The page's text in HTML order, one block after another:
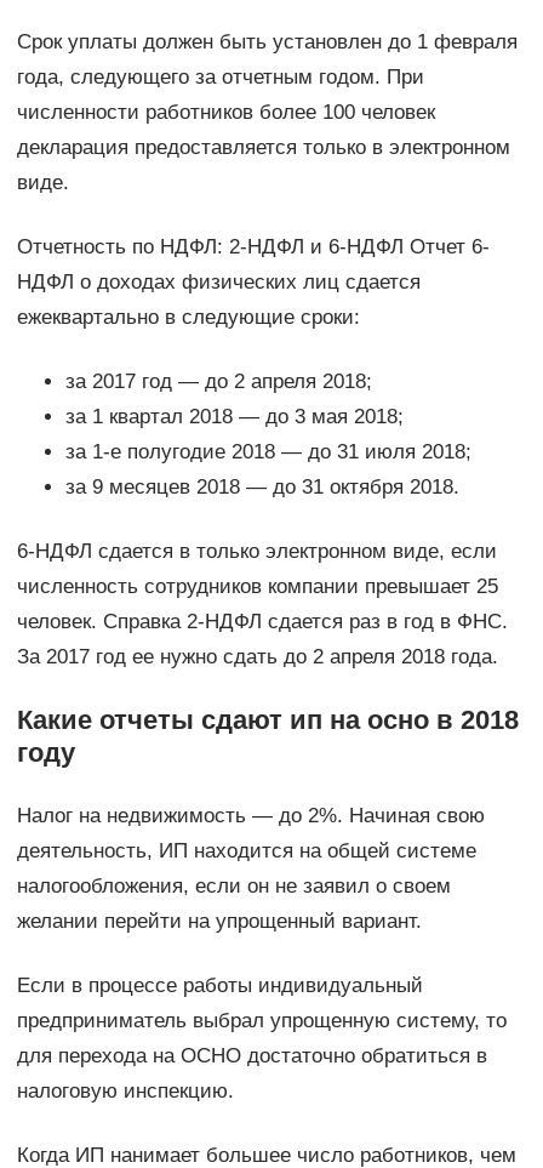
Срок уплаты должен быть установлен до 1 февраля
года, следующего за отчетным годом. При
численности работников более 100 человек
декларация предоставляется только в электронном
виде.
Отчетность по НДФЛ: 2-НДФЛ и 6-НДФЛ Отчет 6-
НДФЛ о доходах физических лиц сдается
ежеквартально в следующие сроки:
за 2017 год — до 2 апреля 2018;
за 1 квартал 2018 — до 3 мая 2018;
за 1-е полугодие 2018 — до 31 июля 2018;
за 9 месяцев 2018 — до 31 октября 2018.
6-НДФЛ сдается в только электронном виде, если
численность сотрудников компании превышает 25
человек. Справка 2-НДФЛ сдается раз в год в ФНС.
За 2017 год ее нужно сдать до 2 апреля 2018 года.
Какие отчеты сдают ип на осно в 2018
году
Налог на недвижимость — до 2%. Начиная свою
деятельность, ИП находится на общей системе
налогообложения, если он не заявил о своем
желании перейти на упрощенный вариант.
Если в процессе работы индивидуальный
предприниматель выбрал упрощенную систему, то
для перехода на ОСНО достаточно обратиться в
налоговую инспекцию.
Когда ИП нанимает большее число работников, чем